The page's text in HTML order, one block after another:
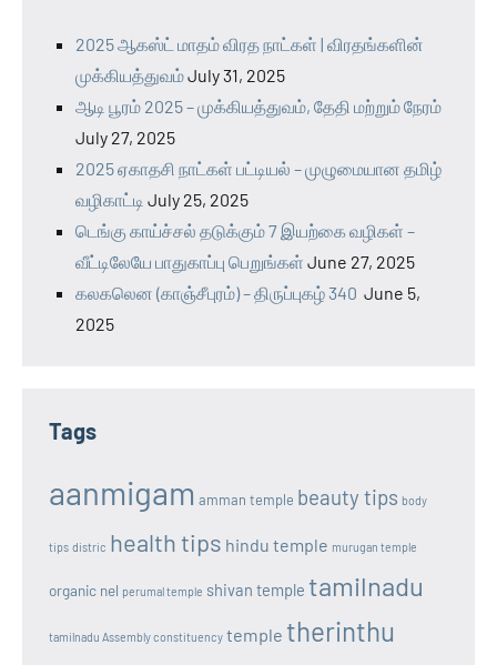
2025 ஆகஸ்ட் மாதம் விரத நாட்கள் | விரதங்களின்
முக்கியத்துவம்July 31, 2025
ஆடி பூரம் 2025 – முக்கியத்துவம், தேதி மற்றும் நேரம்
July 27, 2025
2025 ஏகாதசி நாட்கள் பட்டியல் – முழுமையான தமிழ்
வழிகாட்டி July 25, 2025
டெங்கு காய்ச்சல் தடுக்கும் 7 இயற்கை வழிகள் –
வீட்டிலேயே பாதுகாப்பு பெறுங்கள் June 27, 2025
கலகலென (காஞ்சீபுரம்) – திருப்புகழ் 340 June 5,
2025
Tags
aanmigam amman temple beauty tips body
tips distric health tips hindu temple murugan temple
organic nel perumal temple shivan temple tamilnadu
tamilnadu Assembly constituency temple therinthu